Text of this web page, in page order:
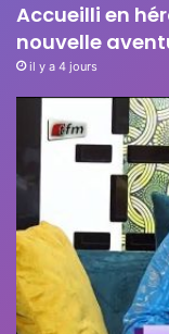
Accueilli en
nouvelle
il y a 4 jours